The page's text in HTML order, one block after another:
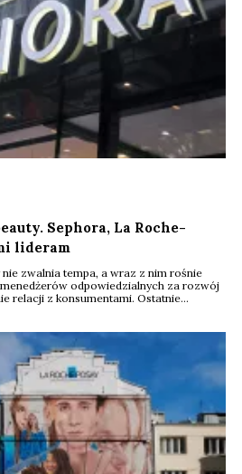
Sephora, La Roche-
lideram
zwalnia tempa, a wraz z nim rośnie
odpowiedzialnych za rozwój
relacji z konsumentami. Ostatnie
m.in. z Sephorą, La Roche-Posay, Seed